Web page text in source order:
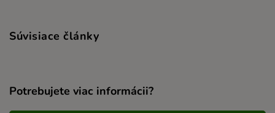
Súvisiace články
Potrebujete viac informácii?